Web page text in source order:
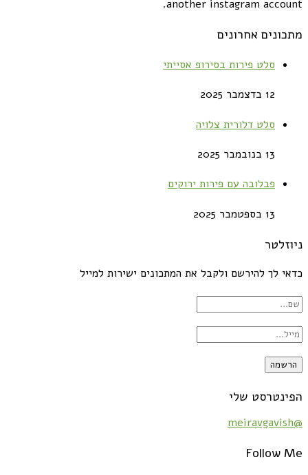
another instagram account.
מתכונים אחרונים
סלט פירות בסירופ אסייתי
12 בדצמבר 2025
סלט דלורית צלויה
13 בנובמבר 2025
פבלובה עם פירות ירוקים
13 בספטמבר 2025
ניוזלטר
כדאי לך להירשם ולקבל את המתכונים ישירות למייל
הפינטרסט שלי
@meiravgavish
Follow Me